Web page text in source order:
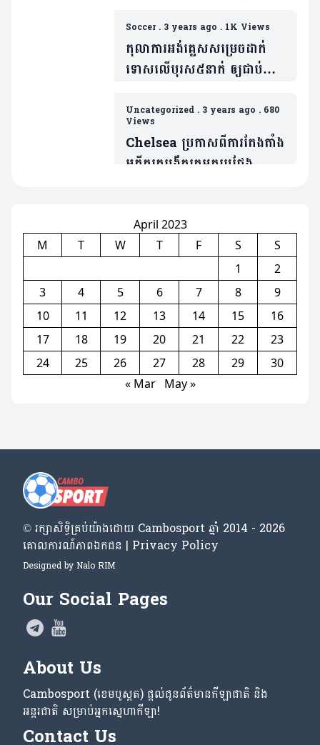
Soccer. 3 years ago . 1K Views
តុលាការអង់គ្លេសសម្រេចដាក់
ទោសលើបុរស​៥នាក់ ឲ្យជាប់
បន្តផ្ទាល់ពីប៉ុស្តិ៍ទូរទស្សន៍ខុស
ច្បាប់
Uncategorized . 3 years ago . 680
Views
Chelsea ប្រកាសពីការតែងតាំង
អតីតគ្រូបង្វឹកក្រុមគូប្រជែង
April 2023
M
T W T F S
S
1
2
3
4 5 6 7 8
9
10
11 12 13 14 15
16
17
18 19 20 21 22
23
24
25 26 27 28 29
30
« Mar
May »
© រក្សា​សិទ្ធិ​គ្រប់​យ៉ាង​ដោយ​ Cambosport ឆ្នាំ 2014 - 2026
គោលការណ៍​ភាព​ឯកជន | Privacy Policy
Designed by Nalo RIM
Our Social Pages
About Us
Cambosport (ខេមបូស្ពត) ផ្តល់ជូនព័ត៌មានកីឡាជាតិ និង
អន្តរជាតិ សម្រាប់អ្នកស្នេហាកីឡា!
Contact Us